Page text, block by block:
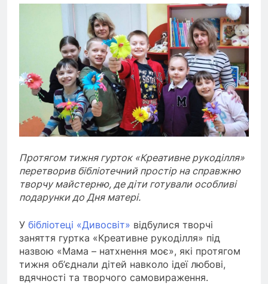
Протягом тижня гурток «Креативне рукоділля»
перетворив бібліотечний простір на справжню
творчу майстерню, де діти готували особливі
подарунки до Дня матері.
У бібліотеці «Дивосвіт» відбулися творчі
заняття гуртка «Креативне рукоділля» під
назвою «Мама – натхнення моє», які протягом
тижня об’єднали дітей навколо ідеї любові,
вдячності та творчого самовираження.